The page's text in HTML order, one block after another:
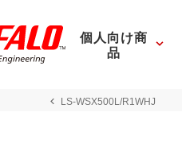
個人向け商
品
LS-WSX500L/R1WHJ